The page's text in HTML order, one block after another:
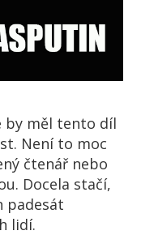
by měl tento díl
Není to moc
čtenář nebo
Docela stačí,
padesát
lidí.